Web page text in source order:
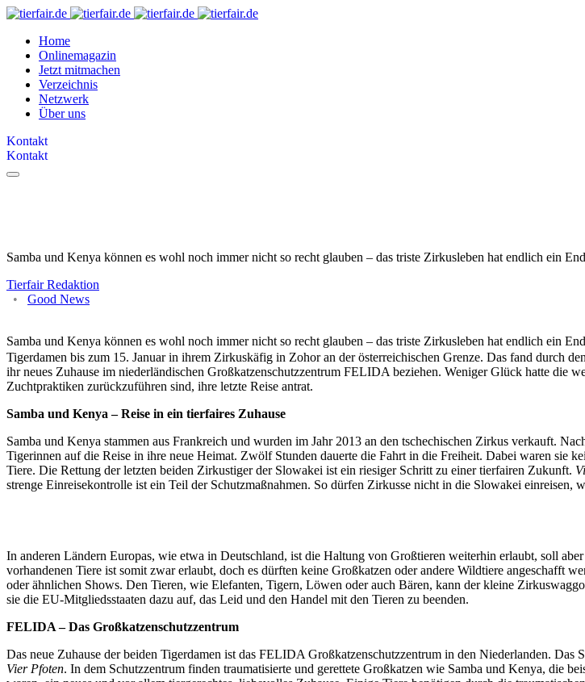
Home
Onlinemagazin
Jetzt mitmachen
Verzeichnis
Netzwerk
Über uns
Kontakt
Kontakt
Samba und Kenya können es wohl noch immer nicht so recht glauben – das triste Zirkusleben hat endlich ein
Tierfair Redaktion
Good News
Samba und Kenya können es wohl noch immer nicht so recht glauben – das triste Zirkusleben hat endlich ein
Tigerdamen bis zum 15. Januar in ihrem Zirkuskäfig in Zohor an der österreichischen Grenze. Das fand durch
ihr neues Zuhause im niederländischen Großkatzenschutzzentrum FELIDA beziehen. Weniger Glück hatte die
Zuchtpraktiken zurückzuführen sind, ihre letzte Reise antrat.
Samba und Kenya – Reise in ein tierfaires Zuhause
Samba und Kenya stammen aus Frankreich und wurden im Jahr 2013 an den tschechischen Zirkus verkauft.
Tigerinnen auf die Reise in ihre neue Heimat. Zwölf Stunden dauerte die Fahrt in die Freiheit. Dabei waren sie
Tiere. Die Rettung der letzten beiden Zirkustiger der Slowakei ist ein riesiger Schritt zu einer tierfairen Zukunft.
strenge Einreisekontrolle ist ein Teil der Schutzmaßnahmen. So dürfen Zirkusse nicht in die Slowakei einreisen,
In anderen Ländern Europas, wie etwa in Deutschland, ist die Haltung von Großtieren weiterhin erlaubt, soll
vorhandenen Tiere ist somit zwar erlaubt, doch es dürften keine Großkatzen oder andere Wildtiere angeschafft
oder ähnlichen Shows. Den Tieren, wie Elefanten, Tigern, Löwen oder auch Bären, kann der kleine
sie die EU-Mitgliedsstaaten dazu auf, das Leid und den Handel mit den Tieren zu beenden.
FELIDA – Das Großkatzenschutzzentrum
Das neue Zuhause der beiden Tigerdamen ist das FELIDA Großkatzenschutzzentrum in den Niederlanden.
Vier Pfoten. In dem Schutzzentrum finden traumatisierte und gerettete Großkatzen wie Samba und Kenya, die